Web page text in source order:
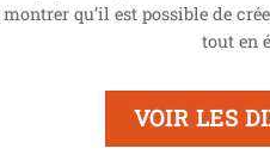
qu’il est possible de
tout en
VOIR LES